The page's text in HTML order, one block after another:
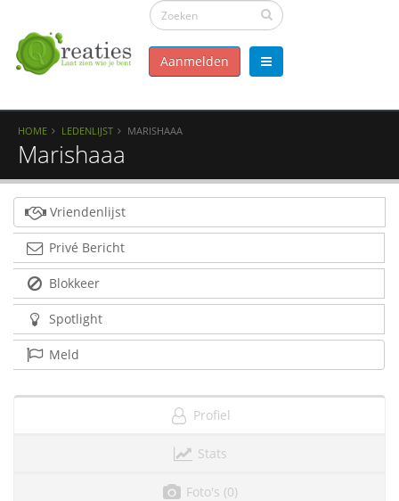
Aanmelden
HOME LEDENLIJST MARISHAAA
Marishaaa
Vriendenlijst
Privé Bericht
Blokkeer
Spotlight
Meld
Profiel
Stats
Foto's (0)